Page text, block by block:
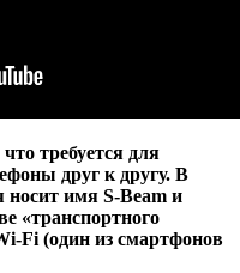
требуется для
друг к другу. В
имя S-Beam и
«транспортного
Fi (один из смартфонов